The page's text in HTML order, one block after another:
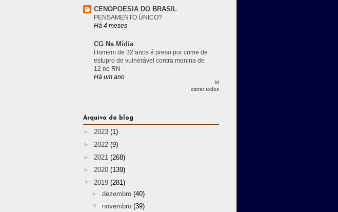
CENOPOESIA DO BRASIL
PENSAMENTO ÚNICO?
Há 4 meses
CG Na Mídia
Homem de 32 anos é preso por crime de
estupro de vulnerável contra menina de
12 no RN
Há um ano
M
ostrar todos
Arquivo do blog
► 2023 (1)
► 2022 (9)
► 2021 (268)
► 2020 (139)
▼ 2019 (281)
► dezembro (40)
▼ novembro (39)